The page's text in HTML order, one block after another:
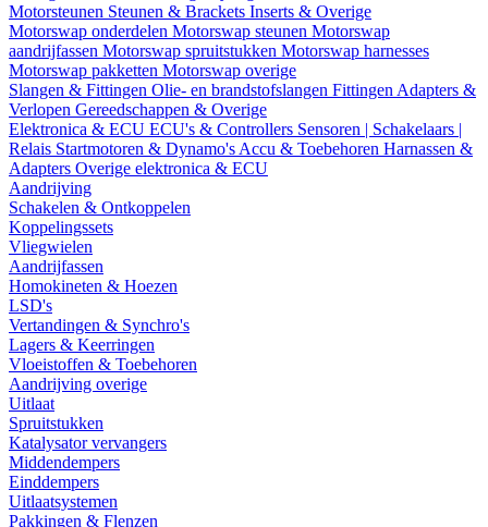
Motorsteunen Steunen & Brackets Inserts & Overige
Motorswap onderdelen Motorswap steunen Motorswap
aandrijfassen Motorswap spruitstukken Motorswap harnesses
Motorswap pakketten Motorswap overige
Slangen & Fittingen Olie- en brandstofslangen Fittingen Adapters &
Verlopen Gereedschappen & Overige
Elektronica & ECU ECU's & Controllers Sensoren | Schakelaars |
Relais Startmotoren & Dynamo's Accu & Toebehoren Harnassen &
Adapters Overige elektronica & ECU
Aandrijving
Schakelen & Ontkoppelen
Koppelingssets
Vliegwielen
Aandrijfassen
Homokineten & Hoezen
LSD's
Vertandingen & Synchro's
Lagers & Keerringen
Vloeistoffen & Toebehoren
Aandrijving overige
Uitlaat
Spruitstukken
Katalysator vervangers
Middendempers
Einddempers
Uitlaatsystemen
Pakkingen & Flenzen